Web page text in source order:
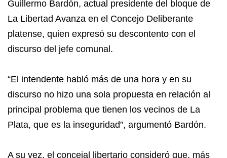
Guillermo Bardón, actual presidente del bloque de
La Libertad Avanza en el Concejo Deliberante
platense, quien expresó su descontento con el
discurso del jefe comunal.
“El intendente habló más de una hora y en su
discurso no hizo una sola propuesta en relación al
principal problema que tienen los vecinos de La
Plata, que es la inseguridad”, argumentó Bardón.
A su vez, el concejal libertario consideró que, más